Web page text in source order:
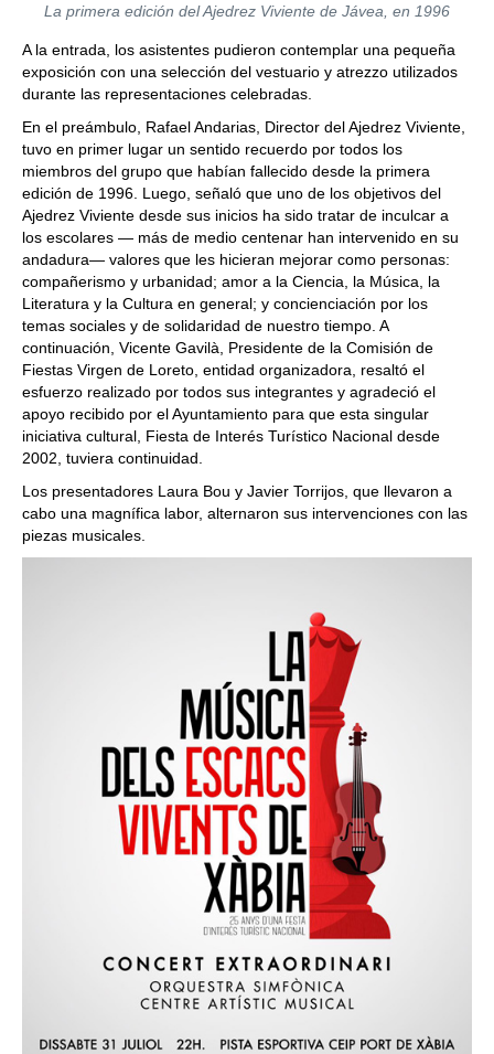
La primera edición del Ajedrez Viviente de Jávea, en 1996
A la entrada, los asistentes pudieron contemplar una pequeña
exposición con una selección del vestuario y atrezzo utilizados
durante las representaciones celebradas.
En el preámbulo, Rafael Andarias, Director del Ajedrez Viviente,
tuvo en primer lugar un sentido recuerdo por todos los
miembros del grupo que habían fallecido desde la primera
edición de 1996. Luego, señaló que uno de los objetivos del
Ajedrez Viviente desde sus inicios ha sido tratar de inculcar a
los escolares — más de medio centenar han intervenido en su
andadura— valores que les hicieran mejorar como personas:
compañerismo y urbanidad; amor a la Ciencia, la Música, la
Literatura y la Cultura en general; y concienciación por los
temas sociales y de solidaridad de nuestro tiempo. A
continuación, Vicente Gavilà, Presidente de la Comisión de
Fiestas Virgen de Loreto, entidad organizadora, resaltó el
esfuerzo realizado por todos sus integrantes y agradeció el
apoyo recibido por el Ayuntamiento para que esta singular
iniciativa cultural, Fiesta de Interés Turístico Nacional desde
2002, tuviera continuidad.
Los presentadores Laura Bou y Javier Torrijos, que llevaron a
cabo una magnífica labor, alternaron sus intervenciones con las
piezas musicales.